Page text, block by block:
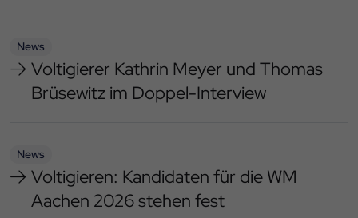
News
Voltigierer Kathrin Meyer und Thomas
Brüsewitz im Doppel-Interview
News
Voltigieren: Kandidaten für die WM
Aachen 2026 stehen fest